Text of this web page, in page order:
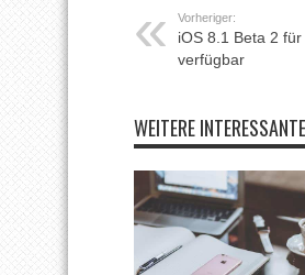
Vorheriger:
iOS 8.1 Beta 2
verfügbar
WEITERE